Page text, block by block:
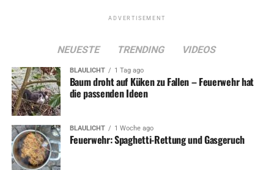
ADVERTISEMENT
NEUESTE TRENDING VIDEOS
BLAULICHT 1 Tag ago
Baum droht auf Küken zu Fallen – Feuerwehr hat
die passenden Ideen
BLAULICHT 1 Woche ago
Feuerwehr: Spaghetti-Rettung und Gasgeruch